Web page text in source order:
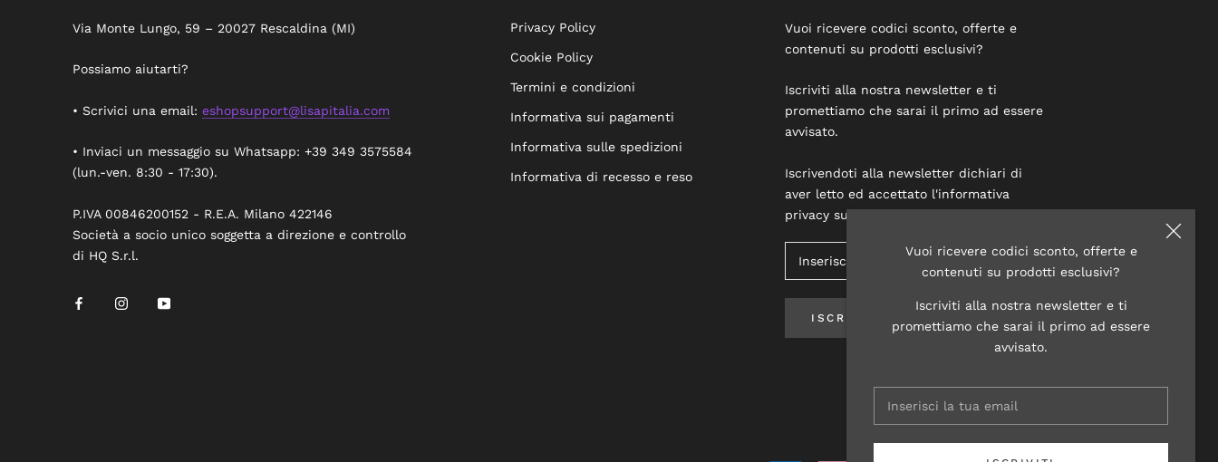
Vuoi ricevere codici sconto, offerte e
contenuti su prodotti esclusivi?
Iscriviti alla nostra newsletter e ti
promettiamo che sarai il primo ad essere
avvisato.
Via Monte Lungo, 59 – 20027 Rescaldina (MI)
Possiamo aiutarti?
• Scrivici una email: eshopsupport@lisapitalia.com
• Inviaci un messaggio su Whatsapp: +39 349 3575584
(lun.-ven. 8:30 - 17:30).
P.IVA 00846200152 - R.E.A. Milano 422146
Società a socio unico soggetta a direzione e controllo
di HQ S.r.l.
Privacy Policy
Cookie Policy
Termini e condizioni
Informativa sui pagamenti
Informativa sulle spedizioni
Informativa di recesso e reso
Vuoi ricevere codici sconto, offerte e
contenuti su prodotti esclusivi?
Iscriviti alla nostra newsletter e ti
promettiamo che sarai il primo ad essere
avvisato.
Iscrivendoti alla newsletter dichiari di
aver letto ed accettato l'informativa
privacy su questo sito.
ISCRIVITI